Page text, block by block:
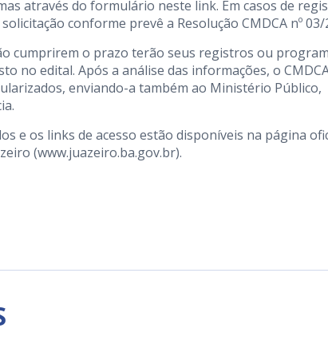
através do formulário neste link. Em casos de
conforme prevê a Resolução CMDCA nº 03/
cumprirem o prazo terão seus registros ou
no edital. Após a análise das informações, o
enviando-a também ao Ministério Público,
e os links de acesso estão disponíveis na página
(www.juazeiro.ba.gov.br).